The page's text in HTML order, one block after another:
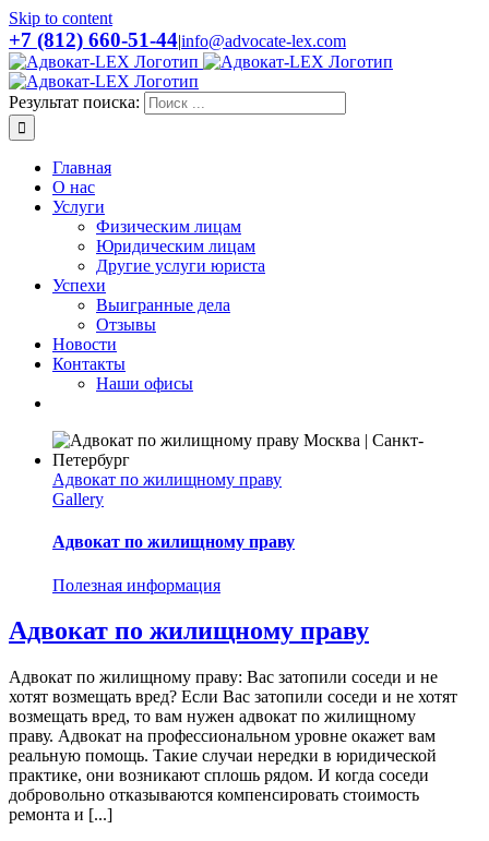
Skip to content
+7 (812) 660-51-44|info@advocate-lex.com
Результат поиска:
Главная
О нас
Услуги
Физическим лицам
Юридическим лицам
Другие услуги юриста
Успехи
Выигранные дела
Отзывы
Новости
Контакты
Наши офисы
Адвокат по жилищному праву
Gallery
Адвокат по жилищному праву
Полезная информация
Адвокат по жилищному праву
Адвокат по жилищному праву: Вас затопили соседи и не
хотят возмещать вред? Если Вас затопили соседи и не хотят
возмещать вред, то вам нужен адвокат по жилищному
праву. Адвокат на профессиональном уровне окажет вам
реальную помощь. Такие случаи нередки в юридической
практике, они возникают сплошь рядом. И когда соседи
добровольно отказываются компенсировать стоимость
ремонта и [...]